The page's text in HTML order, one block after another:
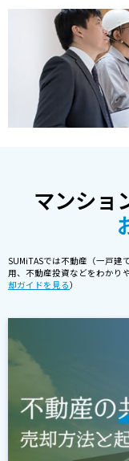
マンショ
SUMiTASでは不動産（一戸
用、不動産投資などをわかり
却ガイドを見る）